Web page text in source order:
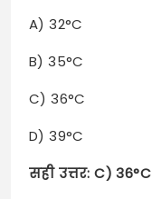
A) 32°C
B) 35°C
C) 36°C
D) 39°C
सही उत्तर: C) 36°C